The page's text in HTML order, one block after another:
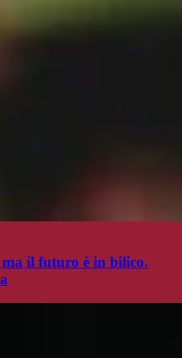
ma il futuro è in bilico.